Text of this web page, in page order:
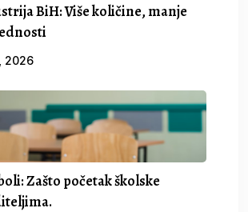
BiH: Više količine, manje
2026
Zašto početak školske